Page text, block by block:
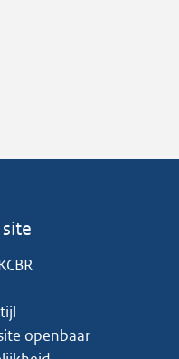
openbaar